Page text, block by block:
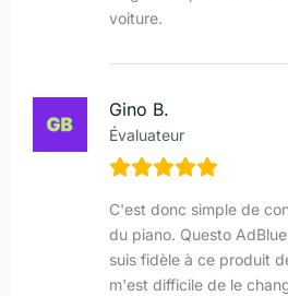
voiture.
Gino B.
Évaluateur
C'est donc simple de
du piano. Questo
suis fidèle à ce produit
m'est difficile de le